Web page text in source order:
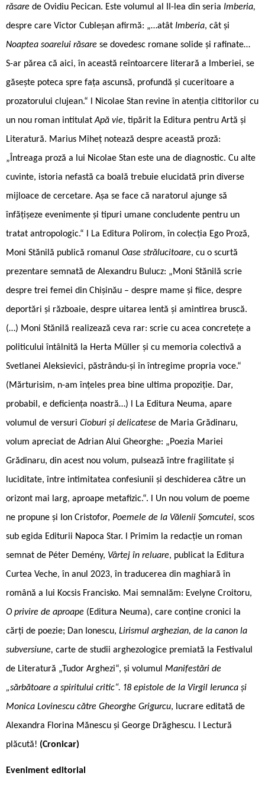
răsare de Ovidiu Pecican. Este volumul al II-lea din seria Imberia,
despre care Victor Cubleșan afirmă: „…atât Imberia, cât și
Noaptea soarelui răsare se dovedesc romane solide și rafinate…
S-ar părea că aici, în această reîntoarcere literară a Imberiei, se
găsește poteca spre fața ascunsă, profundă și cuceritoare a
prozatorului clujean.“ l Nicolae Stan revine în atenția cititorilor cu
un nou roman intitulatApă vie, tipărit la Editura pentru Artă și
Literatură. Marius Miheț notează despre această proză:
„Întreaga proză a lui Nicolae Stan este una de diagnostic. Cu alte
cuvinte, istoria nefastă ca boală trebuie elucidată prin diverse
mijloace de cercetare. Așa se face că naratorul ajunge să
înfățișeze evenimente și tipuri umane concludente pentru un
tratat antropologic.“ l La Editura Polirom, în colecția Ego Proză,
Moni Stănilă publică romanul Oase strălucitoare, cu o scurtă
prezentare semnată de Alexandru Bulucz: „Moni Stănilă scrie
despre trei femei din Chișinău – despre mame și fiice, despre
deportări și războaie, despre uitarea lentă și amintirea bruscă.
(…) Moni Stănilă realizează ceva rar: scrie cu acea concretețe a
politicului întâlnită la Herta Müller și cu memoria colectivă a
Svetlanei Aleksievici, păstrându-și în întregime propria voce.“
(Mărturisim, n-am înțeles prea bine ultima propoziție. Dar,
probabil, e deficiența noastră…) l La Editura Neuma, apare
volumul de versuri Cioburi și delicatese de Maria Grădinaru,
volum apreciat de Adrian Alui Gheorghe: „Poezia Mariei
Grădinaru, din acest nou volum, pulsează între fragilitate și
luciditate, între intimitatea confesiunii și deschiderea către un
orizont mai larg, aproape metafizic.“. l Un nou volum de poeme
ne propune și Ion Cristofor, Poemele de la Vălenii Șomcutei, scos
sub egida Editurii Napoca Star. l Primim la redacție un roman
semnat de Péter Demény, Vârtej în reluare, publicat la Editura
Curtea Veche, în anul 2023, în traducerea din maghiară în
română a lui Kocsis Francisko. Mai semnalăm: Evelyne Croitoru,
O privire de aproape (Editura Neuma), care conține cronici la
cărți de poezie; Dan Ionescu, Lirismul arghezian, de la canon la
subversiune, carte de studii arghezologice premiată la Festivalul
de Literatură „Tudor Arghezi“, și volumul Manifestări de
„sărbătoare a spiritului critic“. 18 epistole de la Virgil Ierunca și
Monica Lovinescu către Gheorghe Grigurcu, lucrare editată de
Alexandra Florina Mănescu și George Drăghescu. l Lectură
plăcută! (Cronicar)
Eveniment editorial